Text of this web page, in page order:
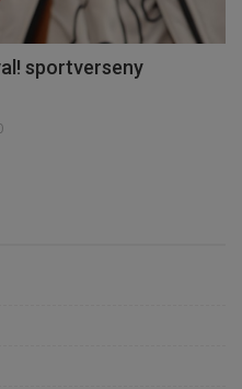
sportverseny